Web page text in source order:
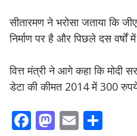
सीतारमण ने भरोसा जताया कि
निर्माण पर है और पिछले दस वर्षों
वित्त मंत्री ने आगे कहा कि मोदी
डेटा की कीमत 2014 में 300
F M E